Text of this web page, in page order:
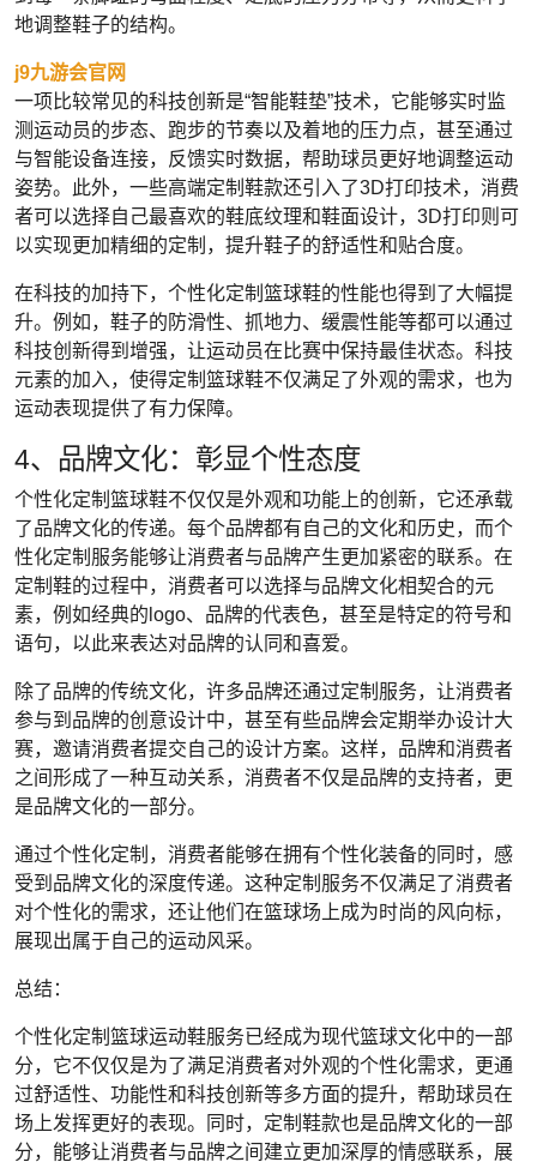
地调整鞋子的结构。
j9九游会官网
一项比较常见的科技创新是“智能鞋垫”技术，它能够实时监
测运动员的步态、跑步的节奏以及着地的压力点，甚至通过
与智能设备连接，反馈实时数据，帮助球员更好地调整运动
姿势。此外，一些高端定制鞋款还引入了3D打印技术，消费
者可以选择自己最喜欢的鞋底纹理和鞋面设计，3D打印则可
以实现更加精细的定制，提升鞋子的舒适性和贴合度。
在科技的加持下，个性化定制篮球鞋的性能也得到了大幅提
升。例如，鞋子的防滑性、抓地力、缓震性能等都可以通过
科技创新得到增强，让运动员在比赛中保持最佳状态。科技
元素的加入，使得定制篮球鞋不仅满足了外观的需求，也为
运动表现提供了有力保障。
4、品牌文化：彰显个性态度
个性化定制篮球鞋不仅仅是外观和功能上的创新，它还承载
了品牌文化的传递。每个品牌都有自己的文化和历史，而个
性化定制服务能够让消费者与品牌产生更加紧密的联系。在
定制鞋的过程中，消费者可以选择与品牌文化相契合的元
素，例如经典的logo、品牌的代表色，甚至是特定的符号和
语句，以此来表达对品牌的认同和喜爱。
除了品牌的传统文化，许多品牌还通过定制服务，让消费者
参与到品牌的创意设计中，甚至有些品牌会定期举办设计大
赛，邀请消费者提交自己的设计方案。这样，品牌和消费者
之间形成了一种互动关系，消费者不仅是品牌的支持者，更
是品牌文化的一部分。
通过个性化定制，消费者能够在拥有个性化装备的同时，感
受到品牌文化的深度传递。这种定制服务不仅满足了消费者
对个性化的需求，还让他们在篮球场上成为时尚的风向标，
展现出属于自己的运动风采。
总结：
个性化定制篮球运动鞋服务已经成为现代篮球文化中的一部
分，它不仅仅是为了满足消费者对外观的个性化需求，更通
过舒适性、功能性和科技创新等多方面的提升，帮助球员在
场上发挥更好的表现。同时，定制鞋款也是品牌文化的一部
分，能够让消费者与品牌之间建立更加深厚的情感联系，展